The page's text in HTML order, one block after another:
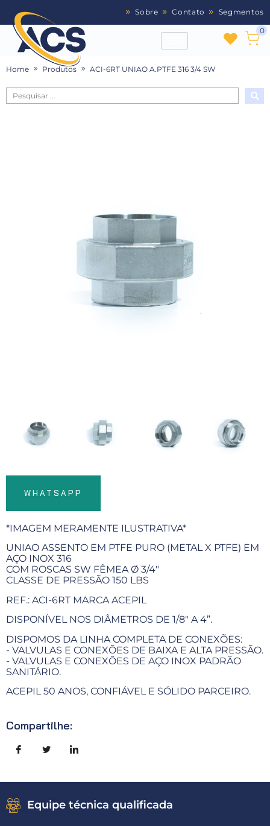
Sobre Contato Segmentos
0
Home Produtos ACI-6RT UNIAO A.PTFE 316 3/4 SW
WHATSAPP
*IMAGEM MERAMENTE ILUSTRATIVA*
UNIAO ASSENTO EM PTFE PURO (METAL X PTFE) EM
AÇO INOX 316
COM ROSCAS SW FÊMEA Ø 3/4"
CLASSE DE PRESSÃO 150 LBS
REF.: ACI-6RT MARCA ACEPIL
DISPONÍVEL NOS DIÂMETROS DE 1/8" A 4”.
DISPOMOS DA LINHA COMPLETA DE CONEXÕES:
- VALVULAS E CONEXÕES DE BAIXA E ALTA PRESSÃO.
- VALVULAS E CONEXÕES DE AÇO INOX PADRÃO
SANITÁRIO.
ACEPIL 50 ANOS, CONFIÁVEL E SÓLIDO PARCEIRO.
Compartilhe:
Equipe técnica qualificada